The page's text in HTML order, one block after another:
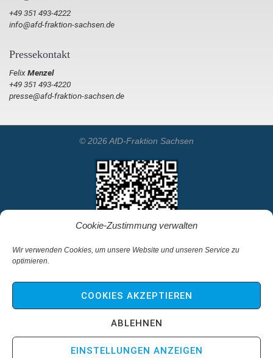
Cookie-Zustimmung verwalten
Wir verwenden Cookies, um unsere Website und unseren Service zu
optimieren.
COOKIES AKZEPTIEREN
ABLEHNEN
EINSTELLUNGEN ANZEIGEN
+49 351 493-4222
info@afd-fraktion-sachsen.de
Pressekontakt
FelixMenzel
+49 351 493-4220
presse@afd-fraktion-sachsen.de
© 2026 AfD-Fraktion Sachsen
Startseite
Kontakt
Impressum & Haftungsausschluss
Datenschutz